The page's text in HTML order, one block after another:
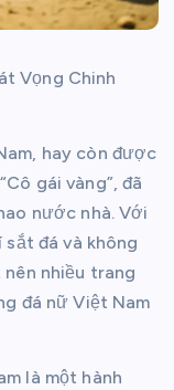
Vọng Chinh
hay còn được
gái vàng”, đã
nước nhà. Với
đá và không
nhiều trang
đá nữ Việt Nam
là một hành